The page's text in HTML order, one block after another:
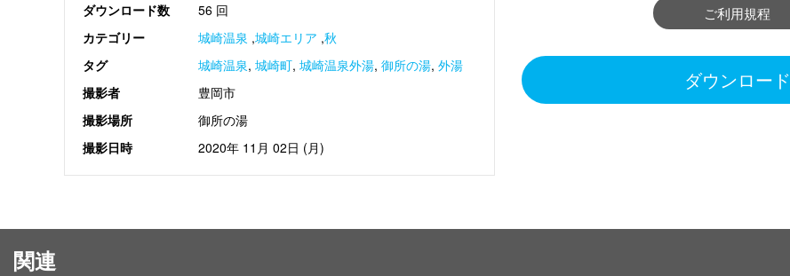
ダウンロード数
56 回
カテゴリー
城崎温泉 ,城崎エリア ,秋
タグ
城崎温泉, 城崎町, 城崎温泉外湯, 御所の湯, 外湯
撮影者
豊岡市
撮影場所
御所の湯
撮影日時
2020年 11月 02日 (月)
ご利用規程
ダウンロード
関連